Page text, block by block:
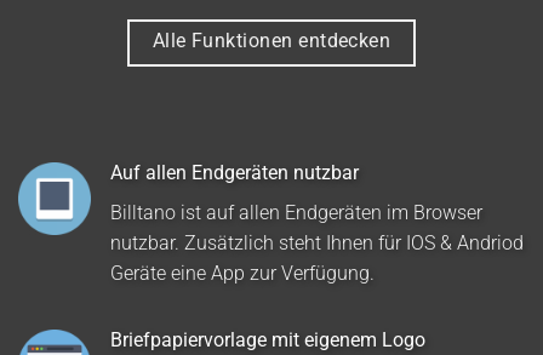
Alle Funktionen entdecken
Auf allen Endgeräten nutzbar
Billtano ist auf allen Endgeräten im Browser
nutzbar. Zusätzlich steht Ihnen für IOS & Andriod
Geräte eine App zur Verfügung.
Briefpapiervorlage mit eigenem Logo